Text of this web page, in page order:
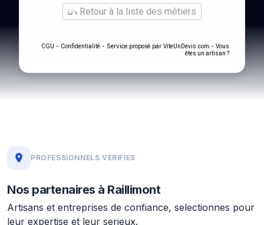
Retour à la liste des métiers
CGU - Confidentialité - Service proposé par ViteUnDevis.com - Vous
êtes un artisan ?
PROFESSIONNELS VERIFIES
Nos partenaires à Raillimont
Artisans et entreprises de confiance, selectionnes pour
leur expertise et leur serieux.